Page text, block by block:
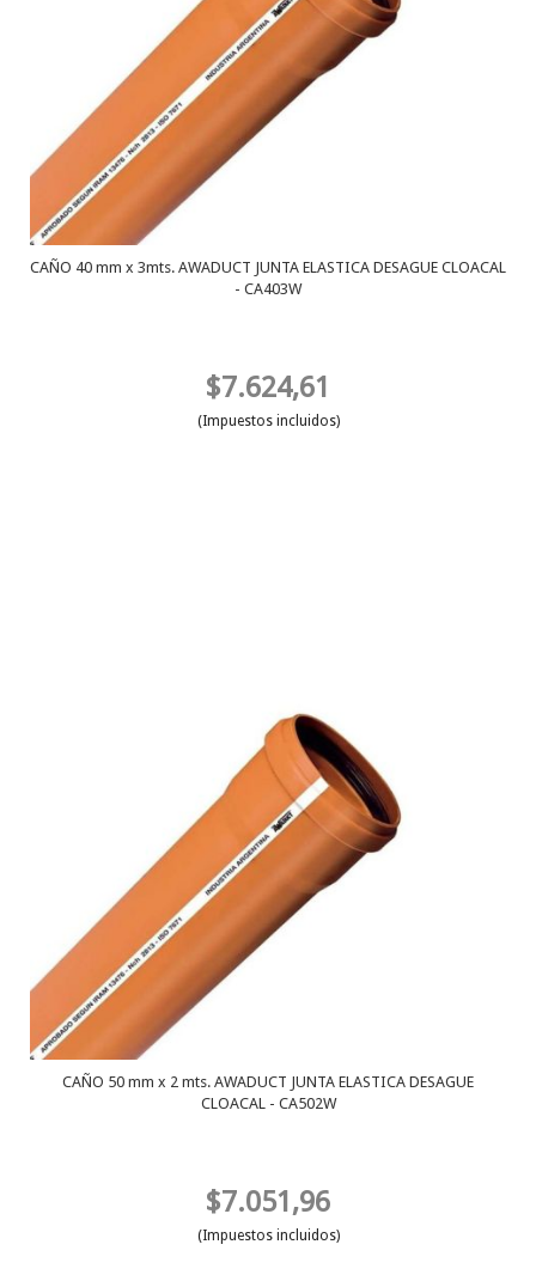
CAÑO 40 mm x 3mts. AWADUCT JUNTA ELASTICA DESAGUE CLOACAL
- CA403W
$7.624,61
(Impuestos incluidos)
CAÑO 50 mm x 2 mts. AWADUCT JUNTA ELASTICA DESAGUE
CLOACAL - CA502W
$7.051,96
(Impuestos incluidos)